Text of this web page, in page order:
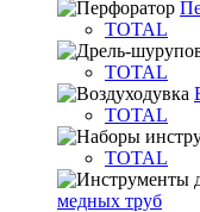
TOTAL
TOTAL
TOTAL
TOTAL
медных труб